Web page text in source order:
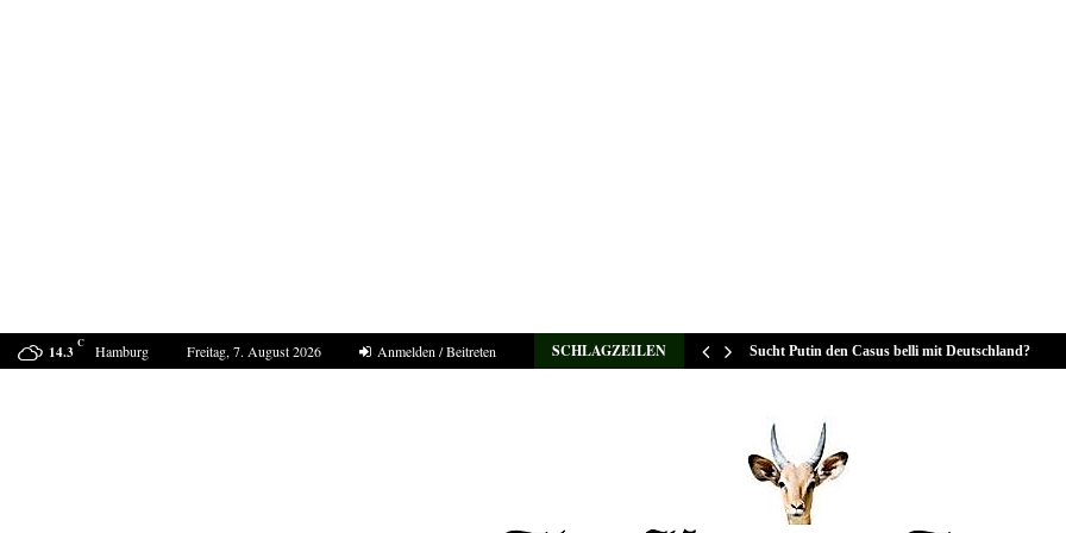
14.3 C Hamburg Freitag, 7. August 2026 Anmelden / Beitreten SCHLAGZEILEN
Der Sommer 2040 in Europa Sucht Putin den Casus belli mit Deutschland?